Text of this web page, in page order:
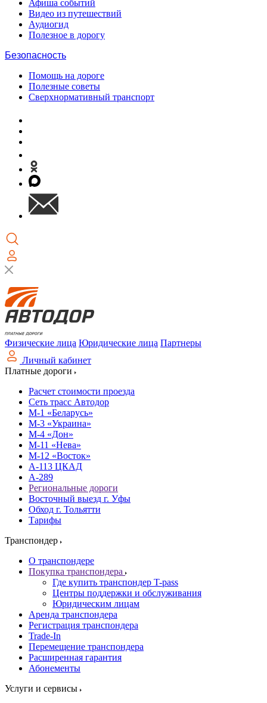
Афиша событий
Видео из путешествий
Аудиогид
Полезное в дорогу
Безопасность
Помощь на дороге
Полезные советы
Сверхнормативный транспорт
Физические лица Юридические лица Партнеры
Личный кабинет
Платные дороги
Расчет стоимости проезда
Сеть трасс Автодор
М-1 «Беларусь»
М-3 «Украина»
М-4 «Дон»
М-11 «Нева»
М-12 «Восток»
А-113 ЦКАД
А-289
Региональные дороги
Восточный выезд г. Уфы
Обход г. Тольятти
Тарифы
Транспондер
О транспондере
Покупка транспондера
Где купить транспондер T-pass
Центры поддержки и обслуживания
Юридическим лицам
Аренда транспондера
Регистрация транспондера
Trade-In
Перемещение транспондера
Расширенная гарантия
Абонементы
Услуги и сервисы